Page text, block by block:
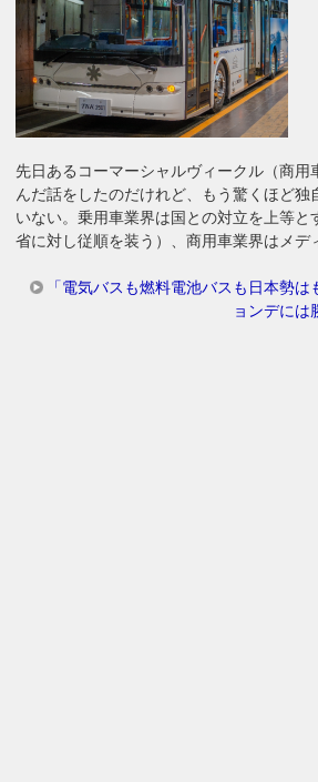
先日あるコーマーシャルヴィークル（商用
んだ話をしたのだけれど、もう驚くほど独
いない。乗用車業界は国との対立を上等と
省に対し従順を装う）、商用車業界はメデ
「電気バスも燃料電池バスも日本勢は
ョンデには